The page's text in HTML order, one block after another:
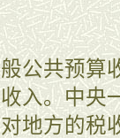
共预算收
入。中央
地方的税